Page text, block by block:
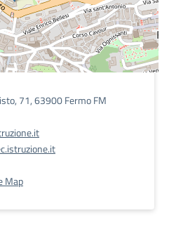
71, 63900 Fermo FM
Map